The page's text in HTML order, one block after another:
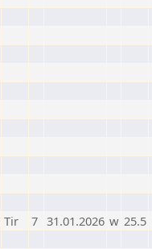
Tir 7 31.01.2026 w 25.5